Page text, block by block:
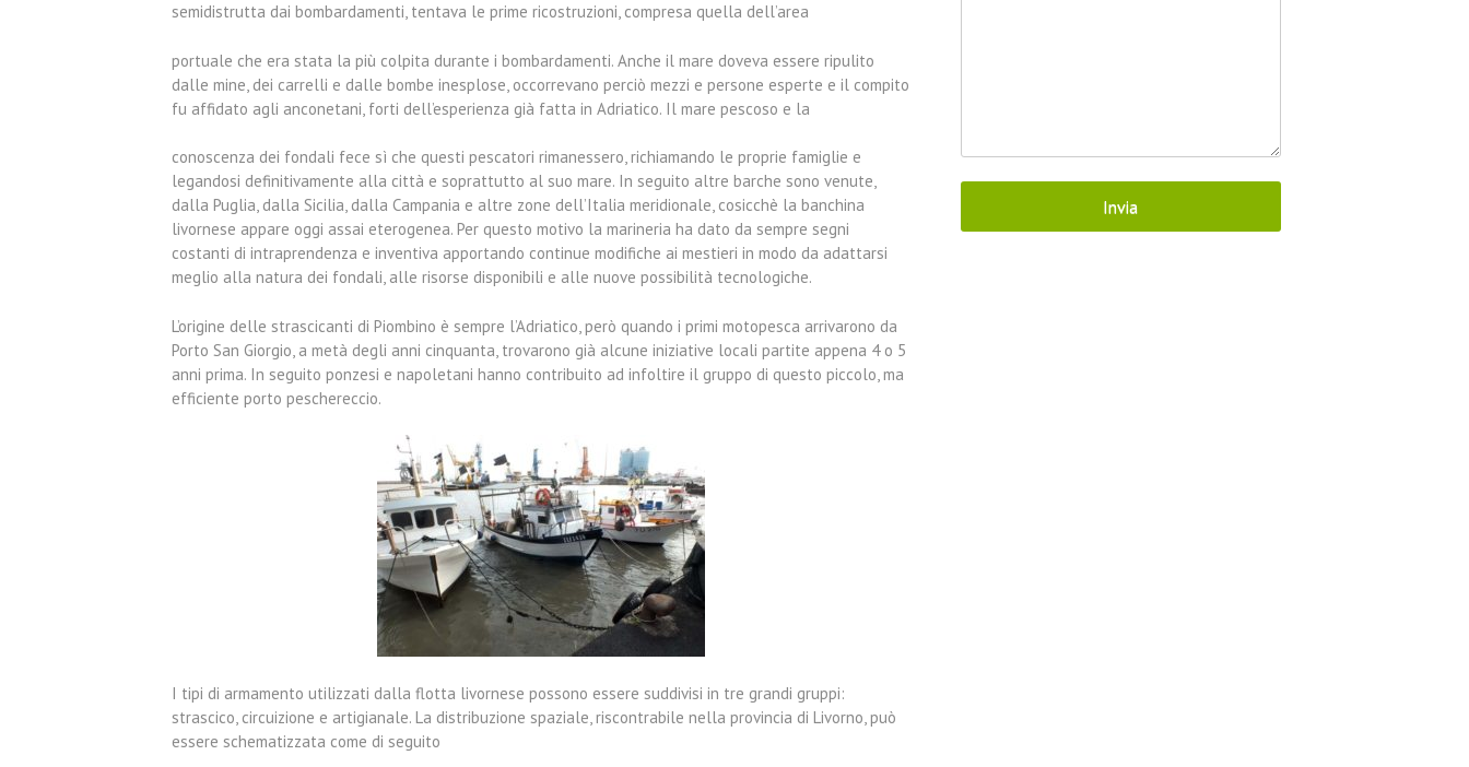
semidistrutta dai bombardamenti, tentava le prime ricostruzioni, compresa quella dell’area
portuale che era stata la più colpita durante i bombardamenti. Anche il mare doveva essere ripulito
dalle mine, dei carrelli e dalle bombe inesplose, occorrevano perciò mezzi e persone esperte e il compito
fu affidato agli anconetani, forti dell’esperienza già fatta in Adriatico. Il mare pescoso e la
conoscenza dei fondali fece sì che questi pescatori rimanessero, richiamando le proprie famiglie e
legandosi definitivamente alla città e soprattutto al suo mare. In seguito altre barche sono venute,
dalla Puglia, dalla Sicilia, dalla Campania e altre zone dell’Italia meridionale, cosicchè la banchina
livornese appare oggi assai eterogenea. Per questo motivo la marineria ha dato da sempre segni
costanti di intraprendenza e inventiva apportando continue modifiche ai mestieri in modo da adattarsi
meglio alla natura dei fondali, alle risorse disponibili e alle nuove possibilità tecnologiche.
L’origine delle strascicanti di Piombino è sempre l’Adriatico, però quando i primi motopesca arrivarono da
Porto San Giorgio, a metà degli anni cinquanta, trovarono già alcune iniziative locali partite appena 4 o 5
anni prima. In seguito ponzesi e napoletani hanno contribuito ad infoltire il gruppo di questo piccolo, ma
efficiente porto peschereccio.
I tipi di armamento utilizzati dalla flotta livornese possono essere suddivisi in tre grandi gruppi:
strascico, circuizione e artigianale. La distribuzione spaziale, riscontrabile nella provincia di Livorno, può
essere schematizzata come di seguito